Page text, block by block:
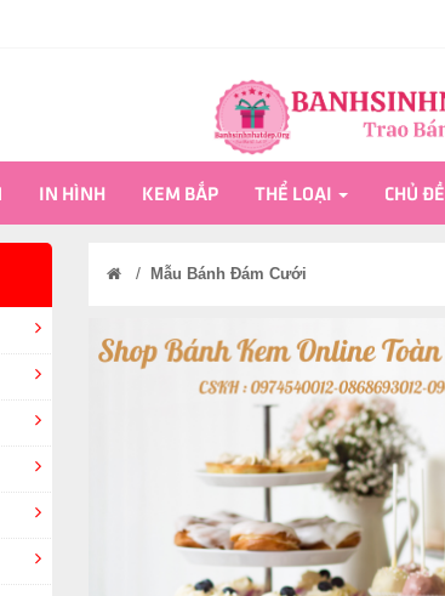
IN HÌNH KEM BẮP THỂ LOẠI CHỦ ĐỀ
/ Mẫu Bánh Đám Cưới